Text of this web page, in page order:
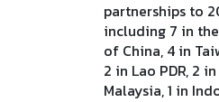
partnerships to
including 7 in
of China, 4 in
2 in Lao PDR, 2
Malaysia, 1 in